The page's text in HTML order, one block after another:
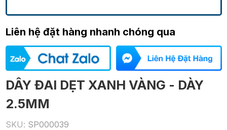
Liên hệ đặt hàng nhanh chóng qua
DÂY ĐAI DẸT XANH VÀNG - DÀY
2.5MM
SKU: SP000039